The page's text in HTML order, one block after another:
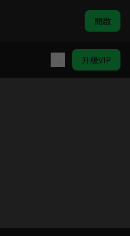
開啟
升級VIP